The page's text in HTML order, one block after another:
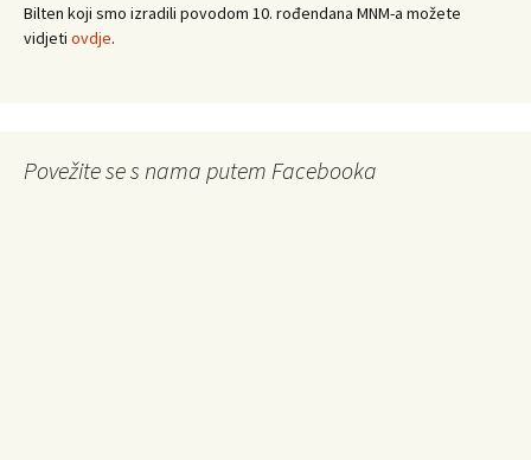
Bilten koji smo izradili povodom 10. rođendana MNM-a možete
vidjeti ovdje.
Povežite se s nama putem Facebooka